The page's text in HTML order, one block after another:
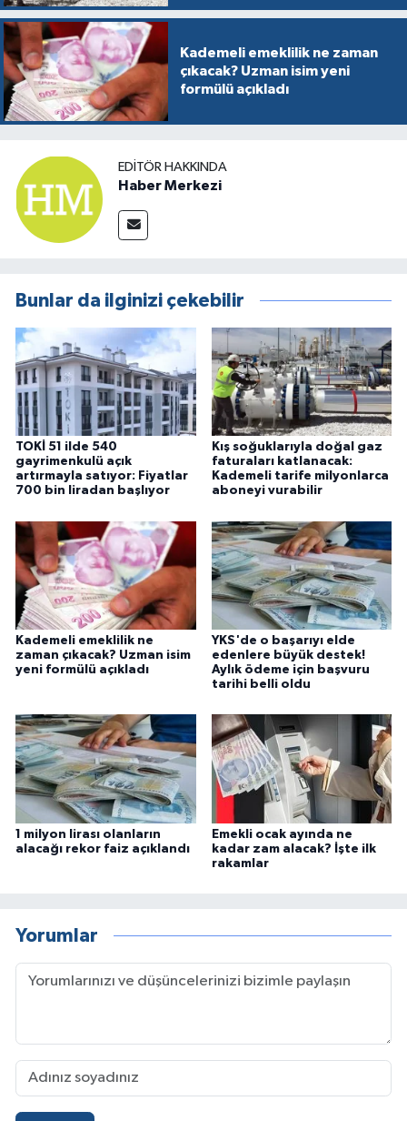
Kademeli emeklilik ne zaman
çıkacak? Uzman isim yeni
formülü açıkladı
EDITÖR HAKKINDA
Haber Merkezi
Bunlar da ilginizi çekebilir
TOKİ 51 ilde 540
gayrimenkulü açık
artırmayla satıyor: Fiyatlar
700 bin liradan başlıyor
Kış soğuklarıyla doğal gaz
faturaları katlanacak:
Kademeli tarife milyonlarca
aboneyi vurabilir
Kademeli emeklilik ne
zaman çıkacak? Uzman isim
yeni formülü açıkladı
YKS'de o başarıyı elde
edenlere büyük destek!
Aylık ödeme için başvuru
tarihi belli oldu
1 milyon lirası olanların
alacağı rekor faiz açıklandı
Emekli ocak ayında ne
kadar zam alacak? İşte ilk
rakamlar
Yorumlar